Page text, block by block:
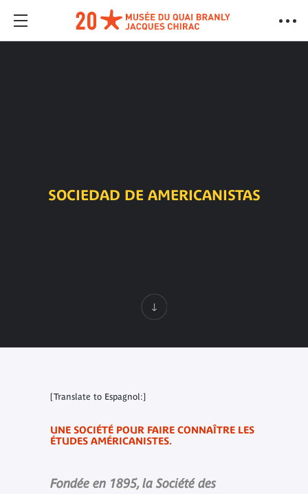
SOCIEDAD DE AMERICANISTAS
[Translate to Espagnol:]
UNE SOCIÉTÉ POUR FAIRE CONNAÎTRE LES
ÉTUDES AMÉRICANISTES.
Fondée en 1895, la Société des